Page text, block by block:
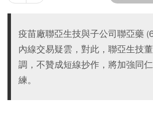
疫苗廠聯亞生技與子公司聯亞藥
內線交易疑雲，對此，聯亞生技
調，不贊成短線抄作，將加強同
練。